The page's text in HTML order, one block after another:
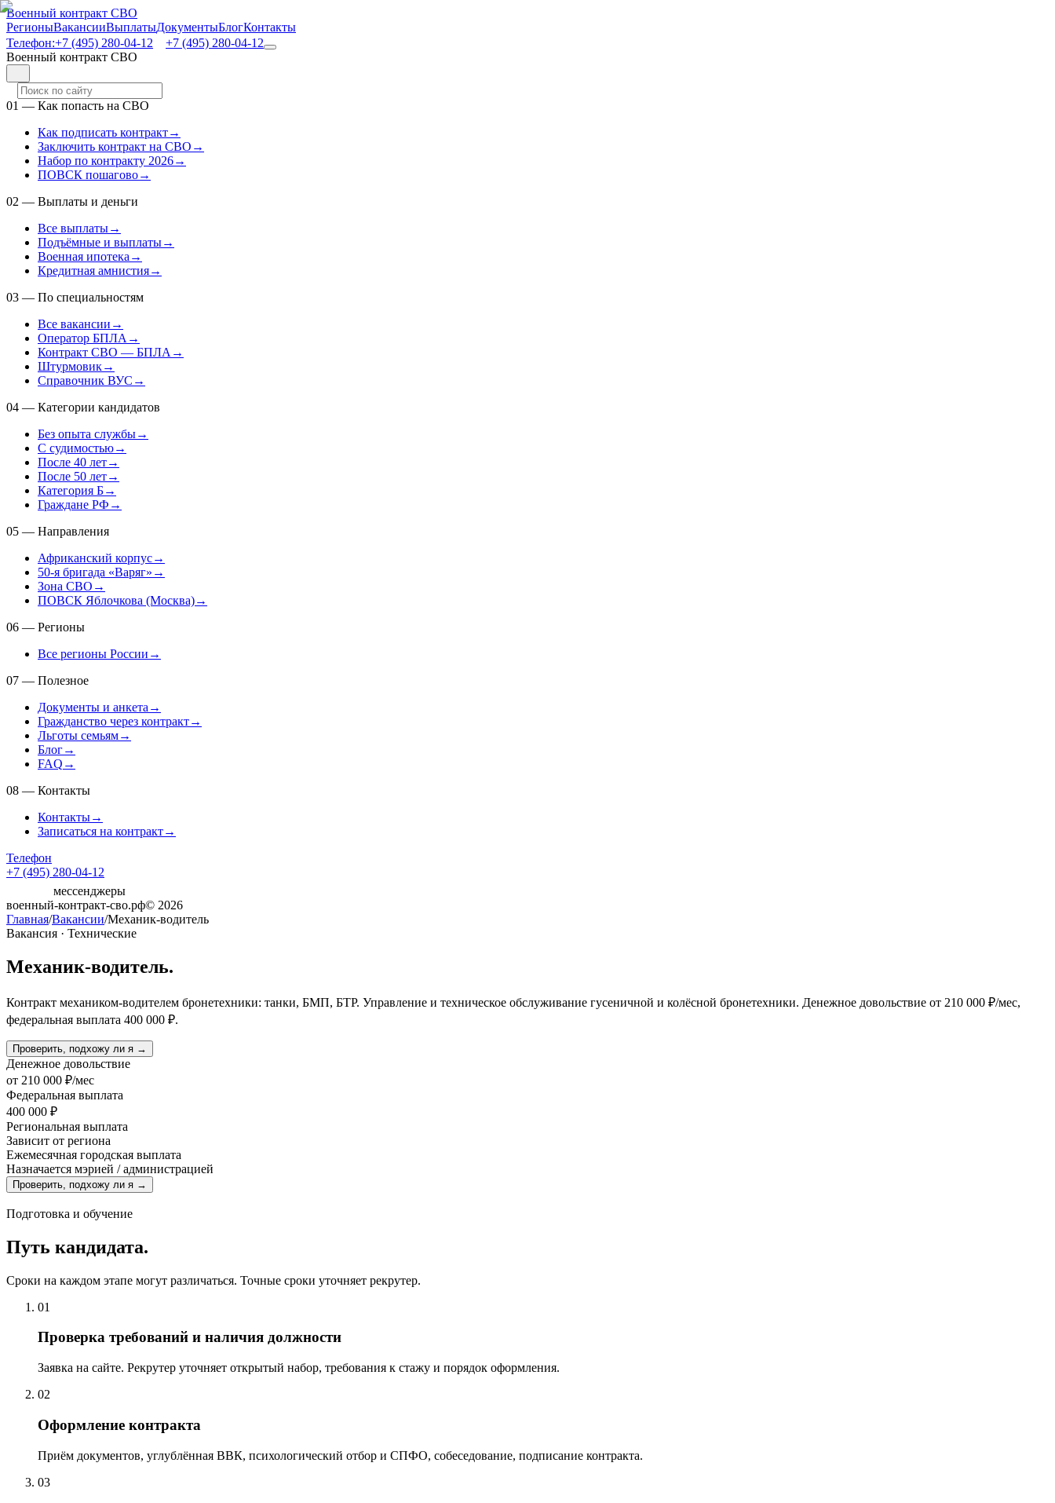
Военный контракт СВО
РегионыВакансииВыплатыДокументыБлогКонтакты
Телефон:+7 (495) 280-04-12
+7 (495) 280-04-12
Военный контракт СВО
01 — Как попасть на СВО
Как подписать контракт→
Заключить контракт на СВО →
Набор по контракту 2026→
ПОВСК пошагово→
02 — Выплаты и деньги
Все выплаты→
Подъёмные и выплаты→
Военная ипотека →
Кредитная амнистия→
03 — По специальностям
Все вакансии →
Оператор БПЛА →
Контракт СВО — БПЛА →
Штурмовик→
Справочник ВУС →
04 — Категории кандидатов
Без опыта службы→
С судимостью→
После 40 лет→
После 50 лет→
Категория Б→
Граждане РФ →
05 — Направления
Африканский корпус→
50-я бригада «Варяг» →
Зона СВО →
ПОВСК Яблочкова (Москва)→
06 — Регионы
Все регионы России →
07 — Полезное
Документы и анкета →
Гражданство через контракт→
Льготы семьям→
Блог→
FAQ →
08 — Контакты
Контакты→
Записаться на контракт→
Телефон
+7 (495) 280-04-12
мессенджеры
военный-контракт-сво.рф© 2026
Главная/Вакансии/Механик-водитель
Вакансия · Технические
Механик-водитель.
Контракт механиком-водителем бронетехники: танки, БМП, БТР. Управление и техническое обслуживание гусеничной и колёсной бронетехники. Денежное довольствие от 210 000 ₽/мес,
федеральная выплата 400 000 ₽.
Проверить, подхожу ли я →
Денежное довольствие
от 210 000 ₽/мес
Федеральная выплата
400 000 ₽
Региональная выплата
Зависит от региона
Ежемесячная городская выплата
Назначается мэрией / администрацией
Проверить, подхожу ли я →
Подготовка и обучение
Путь кандидата.
Сроки на каждом этапе могут различаться. Точные сроки уточняет рекрутер.
01
Проверка требований и наличия должности
Заявка на сайте. Рекрутер уточняет открытый набор, требования к стажу и порядок оформления.
02
Оформление контракта
Приём документов, углублённая ВВК, психологический отбор и СПФО, собеседование, подписание контракта.
03